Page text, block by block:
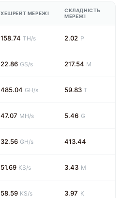
ХЕШРЕЙТ МЕРЕЖІ
СКЛАДНІСТЬ
МЕРЕЖІ
158.74 TH/s 2.02 P
22.86 GS/s 217.54 M
485.04 GH/s 59.83 T
47.07 MH/s 5.46 G
32.56 GH/s 413.44
51.69 KS/s 3.43 M
58.59 KS/s 3.97 K